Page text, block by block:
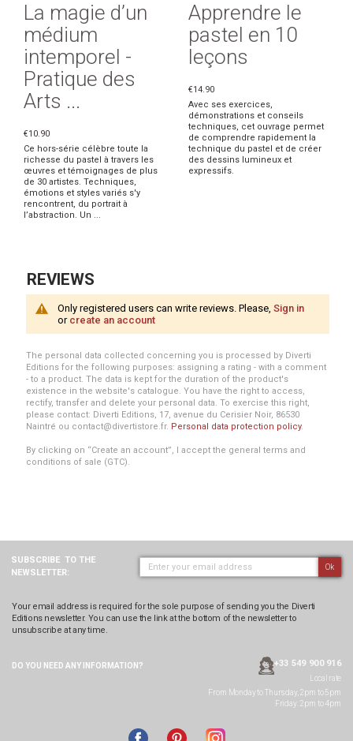
La magie d’un
médium
intemporel -
Pratique des
Arts ...
€10.90
Ce hors-série célèbre toute la
richesse du pastel à travers les
œuvres et témoignages de plus
de 30 artistes. Techniques,
émotions et styles variés s'y
rencontrent, du portrait à
l’abstraction. Un ...
Apprendre le
pastel en 10
leçons
€14.90
Avec ses exercices,
démonstrations et conseils
techniques, cet ouvrage permet
de comprendre rapidement la
technique du pastel et de créer
des dessins lumineux et
expressifs.
REVIEWS
Only registered users can write reviews. Please, Sign in
or create an account
The personal data collected concerning you is processed by Diverti
Editions for the following purposes: assigning a rating - with a comment
- to a product. The data is kept for the duration of the product's
existence in the website's catalogue. You have the right to access,
rectify, transfer and delete your personal data. To exercise this right,
please contact: Diverti Editions, 17, avenue du Cerisier Noir, 86530
Naintré ou contact@divertistore.fr. Personal data protection policy.
By clicking on “Create an account”, I accept the general terms and
conditions of sale (GTC).
SUBSCRIBE TO THE
NEWSLETTER:
Ok
Your email address is required for the sole purpose of sending you the Diverti
Editions newsletter. You can use the link at the bottom of the newsletter to
unsubscribe at any time.
DO YOU NEED ANY INFORMATION? +33 549 900 916
Local rate
From Monday to Thursday, 2pm to 5pm
Friday: 2pm to 4pm